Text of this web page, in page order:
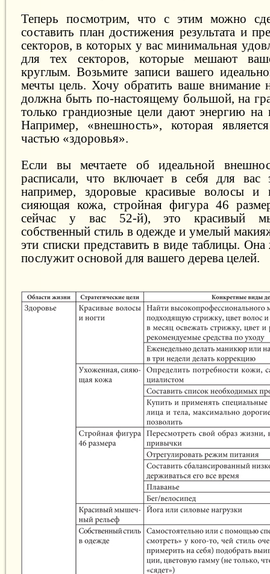
Теперь посмотрим, что с этим можно
составить план достижения результата и
секторов, в которых у вас минимальная
для тех секторов, которые мешают
круглым. Возьмите записи вашего
мечты цель. Хочу обратить ваше внимание
должна быть по-настоящему большой, на
только грандиозные цели дают энергию на
Например, «внешность», которая
частью «здоровья».
Если вы мечтаете об идеальной
расписали, что включает в себя для вас
например, здоровые красивые волосы и
сияющая кожа, стройная фигура 46
сейчас у вас 52-й), это красивый
собственный стиль в одежде и умелый
эти списки представить в виде таблицы.
послужит основой для вашего дерева целей.